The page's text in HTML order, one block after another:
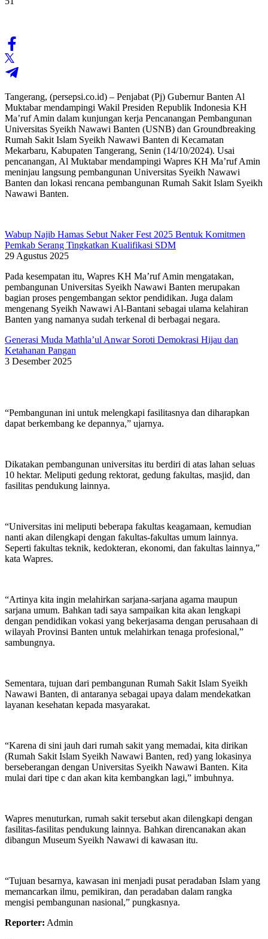
Tangerang, (persepsi.co.id) – Penjabat (Pj) Gubernur Banten Al
Muktabar mendampingi Wakil Presiden Republik Indonesia KH
Ma’ruf Amin dalam kunjungan kerja Pencanangan Pembangunan
Universitas Syeikh Nawawi Banten (USNB) dan Groundbreaking
Rumah Sakit Islam Syeikh Nawawi Banten di Kecamatan
Mekarbaru, Kabupaten Tangerang, Senin (14/10/2024). Usai
pencanangan, Al Muktabar mendampingi Wapres KH Ma’ruf Amin
meninjau langsung pembangunan Universitas Syeikh Nawawi
Banten dan lokasi rencana pembangunan Rumah Sakit Islam Syeikh
Nawawi Banten.
Wabup Najib Hamas Sebut Naker Fest 2025 Bentuk Komitmen
Pemkab Serang Tingkatkan Kualifikasi SDM
29 Agustus 2025
Pada kesempatan itu, Wapres KH Ma’ruf Amin mengatakan,
pembangunan Universitas Syeikh Nawawi Banten merupakan
bagian proses pengembangan sektor pendidikan. Juga dalam
mengenang Syeikh Nawawi Al-Bantani sebagai ulama kelahiran
Banten yang namanya sudah terkenal di berbagai negara.
Generasi Muda Mathla’ul Anwar Soroti Demokrasi Hijau dan
Ketahanan Pangan
3 Desember 2025
“Pembangunan ini untuk melengkapi fasilitasnya dan diharapkan
dapat berkembang ke depannya,” ujarnya.
Dikatakan pembangunan universitas itu berdiri di atas lahan seluas
10 hektar. Meliputi gedung rektorat, gedung fakultas, masjid, dan
fasilitas pendukung lainnya.
“Universitas ini meliputi beberapa fakultas keagamaan, kemudian
nanti akan dilengkapi dengan fakultas-fakultas umum lainnya.
Seperti fakultas teknik, kedokteran, ekonomi, dan fakultas lainnya,”
kata Wapres.
“Artinya kita ingin melahirkan sarjana-sarjana agama maupun
sarjana umum. Bahkan tadi saya sampaikan kita akan lengkapi
dengan pendidikan vokasi yang bekerjasama dengan perusahaan di
wilayah Provinsi Banten untuk melahirkan tenaga profesional,”
sambungnya.
Sementara, tujuan dari pembangunan Rumah Sakit Islam Syeikh
Nawawi Banten, di antaranya sebagai upaya dalam mendekatkan
layanan kesehatan kepada masyarakat.
“Karena di sini jauh dari rumah sakit yang memadai, kita dirikan
(Rumah Sakit Islam Syeikh Nawawi Banten, red) yang lokasinya
berseberangan dengan Universitas Syeikh Nawawi Banten. Kita
mulai dari tipe c dan akan kita kembangkan lagi,” imbuhnya.
Wapres menuturkan, rumah sakit tersebut akan dilengkapi dengan
fasilitas-fasilitas pendukung lainnya. Bahkan direncanakan akan
dibangun Museum Syeikh Nawawi di kawasan itu.
“Tujuan besarnya, kawasan ini menjadi pusat peradaban Islam yang
memancarkan ilmu, pemikiran, dan peradaban dalam rangka
mengisi pembangunan nasional,” pungkasnya.
Reporter: Admin